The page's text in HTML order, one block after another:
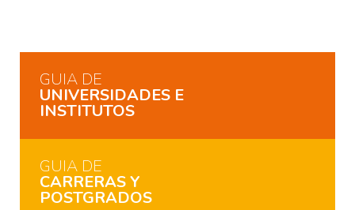
GUIA DE
UNIVERSIDADES E
INSTITUTOS
GUIA DE
CARRERAS Y
POSTGRADOS